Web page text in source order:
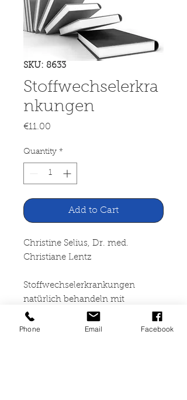
SKU: 8633
Stoffwechselerkra
nkungen
€11.00
Quantity *
Add to Cart
Christine Selius, Dr. med.
Christiane Lentz
Stoffwechselerkrankungen
natürlich behandeln mit
Biostoffen
Phone Email Facebook